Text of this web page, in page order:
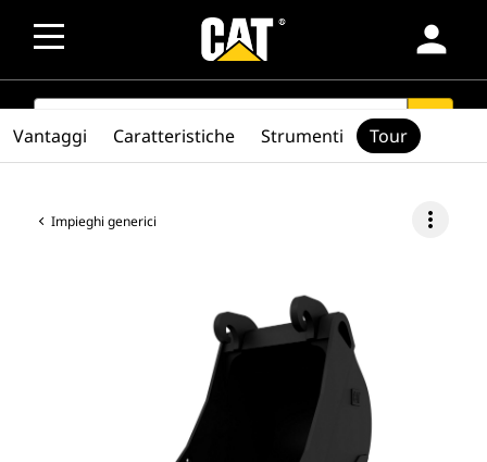
person
SEARCH search
Impieghi generici more_vert
Vantaggi Caratteristiche Strumenti Tour